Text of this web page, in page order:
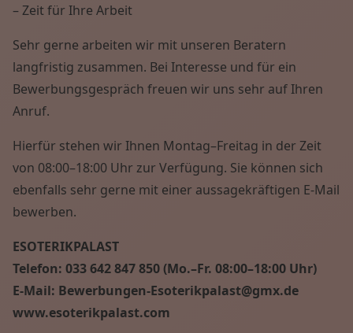
– Zeit für Ihre Arbeit
Sehr gerne arbeiten wir mit unseren Beratern
langfristig zusammen. Bei Interesse und für ein
Bewerbungsgespräch freuen wir uns sehr auf Ihren
Anruf.
Hierfür stehen wir Ihnen Montag–Freitag in der Zeit
von 08:00–18:00 Uhr zur Verfügung. Sie können sich
ebenfalls sehr gerne mit einer aussagekräftigen E-Mail
bewerben.
ESOTERIKPALAST
Telefon: 033 642 847 850 (Mo.–Fr. 08:00–18:00 Uhr)
E-Mail: Bewerbungen-Esoterikpalast@gmx.de
www.esoterikpalast.com